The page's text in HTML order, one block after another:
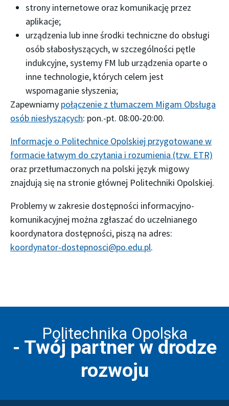
strony internetowe oraz komunikację przez
aplikacje;
urządzenia lub inne środki techniczne do obsługi
osób słabosłyszących, w szczególności pętle
indukcyjne, systemy FM lub urządzenia oparte o
inne technologie, których celem jest
wspomaganie słyszenia;
Zapewniamy połączenie z tłumaczem Migam Obsługa
osób niesłyszących: pon.-pt. 08:00-20:00.
Informacje o Politechnice Opolskiej przygotowane w
formacie łatwym do czytania i rozumienia (tzw. ETR)
oraz przetłumaczonych na polski język migowy
znajdują się na stronie głównej Politechniki Opolskiej.
Problemy w zakresie dostępności informacyjno-
komunikacyjnej można zgłaszać do uczelnianego
koordynatora dostępności, piszą na adres:
koordynator-dostepnosci@po.edu.pl.
Politechnika Opolska
- Twój partner w drodze
rozwoju